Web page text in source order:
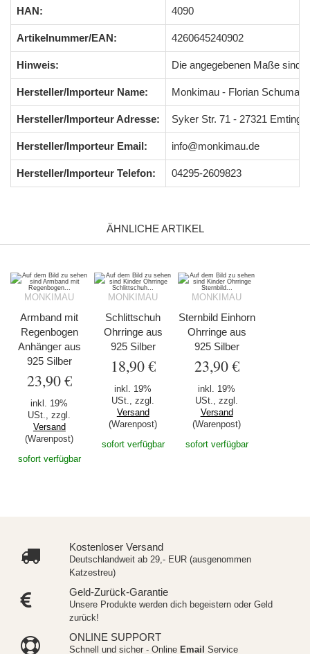
HAN: 4090
Artikelnummer/EAN: 4260645240902
Hinweis: Die angegebenen Maße sind
Hersteller/Importeur Name: Monkimau - Florian
Hersteller/Importeur Adresse: Syker Str. 71 - 27321
Hersteller/Importeur Email: info@monkimau.de
Hersteller/Importeur Telefon: 04295-2609823
ÄHNLICHE ARTIKEL
MONKIMAU
Armband mit
Regenbogen
Anhänger aus
925 Silber
23,90 €
inkl. 19%
USt., zzgl.
Versand
(Warenpost)
sofort verfügbar
MONKIMAU
Schlittschuh
Ohrringe aus
925 Silber
18,90 €
inkl. 19%
USt., zzgl.
Versand
(Warenpost)
sofort verfügbar
MONKIMAU
Sternbild Einhorn
Ohrringe aus
925 Silber
23,90 €
inkl. 19%
USt., zzgl.
Versand
(Warenpost)
sofort verfügbar
Kostenloser Versand
Deutschlandweit ab 29,- EUR (ausgenommen
Katzestreu)
Geld-Zurück-Garantie
Unsere Produkte werden dich begeistern oder Geld
zurück!
ONLINE SUPPORT
Schnell und sicher - Online Email Service